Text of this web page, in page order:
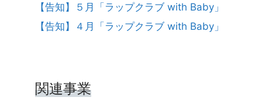
【告知】５月「ラップクラブ with Baby」
【告知】４月「ラップクラブ with Baby」
関連事業